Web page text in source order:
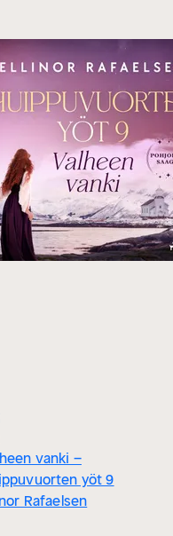
vanki –
yöt 9
Rafaelsen